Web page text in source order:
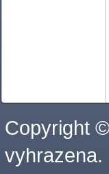
Copyright
vyhrazena.